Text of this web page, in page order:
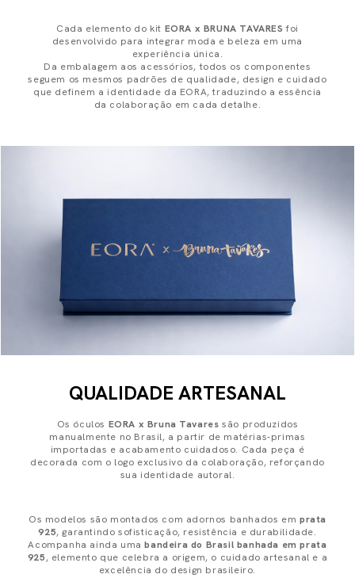
Cada elemento do kit EORA x BRUNA TAVARES foi
desenvolvido para integrar moda e beleza em uma
experiência única.
Da embalagem aos acessórios, todos os componentes
seguem os mesmos padrões de qualidade, design e cuidado
que definem a identidade da EORA, traduzindo a essência
da colaboração em cada detalhe.
QUALIDADE ARTESANAL
Os óculos EORA x Bruna Tavares são produzidos
manualmente no Brasil, a partir de matérias-primas
importadas e acabamento cuidadoso. Cada peça é
decorada com o logo exclusivo da colaboração, reforçando
sua identidade autoral.
Os modelos são montados com adornos banhados em prata
925, garantindo sofisticação, resistência e durabilidade.
Acompanha ainda umabandeira do Brasil banhada em prata
925, elemento que celebra a origem, o cuidado artesanal e a
excelência do design brasileiro.